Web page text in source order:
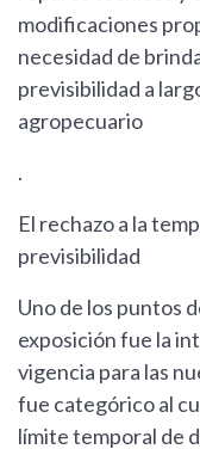
modificaciones
necesidad de
previsibilidad a
agropecuario
.
El rechazo a la
previsibilidad
Uno de los puntos
exposición fue la
vigencia para las
fue categórico al
límite temporal de